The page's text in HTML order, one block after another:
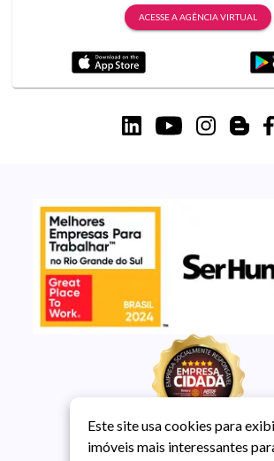
ACESSE A AGÊNCIA VIRTUAL
Este site usa cookies para
imóveis mais interessantes